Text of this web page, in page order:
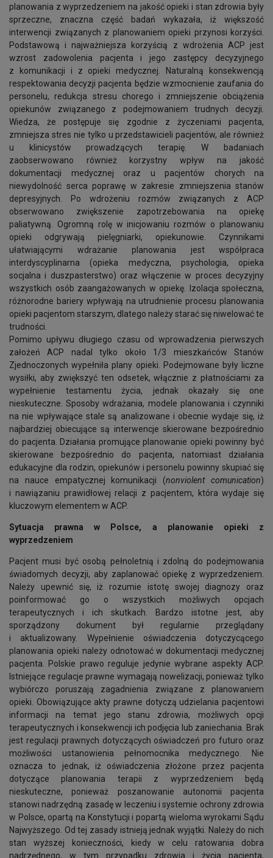
planowania z wyprzedzeniem na jakość opieki i stan zdrowia były
sprzeczne, znaczna część badań wykazała, iż większość
interwencji związanych z planowaniem opieki przynosi korzyści.
Podstawową i najważniejsza korzyścią z wdrożenia ACP jest
wzrost zadowolenia pacjenta i jego zastępcy decyzyjnego
z komunikacji i z opieki medycznej. Naturalną konsekwencją
respektowania decyzji pacjenta będzie wzmocnienie zaufania do
personelu, redukcja stresu chorego i zmniejszenie obciążenia
opiekunów związanego z podejmowaniem trudnych decyzji.
Wiedza, że postępuje się zgodnie z życzeniami pacjenta,
zmniejsza stres nie tylko u przedstawicieli pacjentów, ale również
u klinicystów prowadzących terapię. W badaniach
zaobserwowano również korzystny wpływ na jakość
dokumentacji medycznej oraz u pacjentów chorych na
niewydolność serca poprawę w zakresie zmniejszenia stanów
depresyjnych. Po wdrożeniu rozmów związanych z ACP
obserwowano zwiększenie zapotrzebowania na opiekę
paliatywną. Ogromną rolę w inicjowaniu rozmów o planowaniu
opieki odgrywają pielęgniarki, opiekunowie. Czynnikami
ułatwiającymi wdrażanie planowania jest współpraca
interdyscyplinarna (opieka medyczna, psychologia, opieka
socjalna i duszpasterstwo) oraz włączenie w proces decyzyjny
wszystkich osób zaangażowanych w opiekę. Izolacja społeczna,
różnorodne bariery wpływają na utrudnienie procesu planowania
opieki pacjentom starszym, dlatego należy starać się niwelować te
trudności.
Pomimo upływu długiego czasu od wprowadzenia pierwszych
założeń ACP nadal tylko około 1/3 mieszkańców Stanów
Zjednoczonych wypełniła plany opieki. Podejmowane były liczne
wysiłki, aby zwiększyć ten odsetek, włącznie z płatnościami za
wypełnienie testamentu życia, jednak okazały się one
nieskuteczne. Sposoby wdrażania, modele planowania i czynniki
na nie wpływające stale są analizowane i obecnie wydaje się, iż
najbardziej obiecujące są interwencje skierowane bezpośrednio
do pacjenta. Działania promujące planowanie opieki powinny być
skierowane bezpośrednio do pacjenta, natomiast działania
edukacyjne dla rodzin, opiekunów i personelu powinny skupiać się
na nauce empatycznej komunikacji (nonviolent comunication)
i nawiązaniu prawidłowej relacji z pacjentem, która wydaje się
kluczowym elementem w ACP.
Sytuacja prawna w Polsce, a planowanie opieki z
wyprzedzeniem
Pacjent musi być osobą pełnoletnią i zdolną do podejmowania
świadomych decyzji, aby zaplanować opiekę z wyprzedzeniem.
Należy upewnić się, iż rozumie istotę swojej diagnozy oraz
poinformować go o wszystkich możliwych opcjach
terapeutycznych i ich skutkach. Bardzo istotne jest, aby
sporządzony dokument był regularnie przeglądany
i aktualizowany. Wypełnienie oświadczenia dotyczycącego
planowania opieki należy odnotować w dokumentacji medycznej
pacjenta. Polskie prawo reguluje jedynie wybrane aspekty ACP.
Istniejące regulacje prawne wymagają nowelizacji, ponieważ tylko
wybiórczo poruszają zagadnienia związane z planowaniem
opieki. Obowiązujące akty prawne dotyczą udzielania pacjentowi
informacji na temat jego stanu zdrowia, możliwych opcji
terapeutycznych i konsekwencji ich podjęcia lub zaniechania. Brak
jest regulacji prawnych dotyczących oświadczeń pro futuro oraz
możliwości ustanowienia pełnomocnika medycznego. Nie
oznacza to jednak, iż oświadczenia złożone przez pacjenta
dotyczące planowania terapii z wyprzedzeniem będą
nieskuteczne, ponieważ poszanowanie autonomii pacjenta
stanowi nadrzędną zasadę w leczeniu i systemie ochrony zdrowia
w Polsce, opartą na Konstytucji i popartą wieloma wyrokami Sądu
Najwyższego. Od tej zasady istnieją jednak wyjątki. Należy do nich
stan wyższej konieczności, kiedy w celu ratowania dobra
nadrzędnego, w tym przypadku zdrowia i życia pacjenta,